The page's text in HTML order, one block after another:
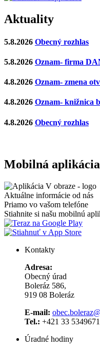
Aktuality
5.8.2026 Obecný rozhlas
5.8.2026 Oznam- firma
4.8.2026 Oznam- zmena
4.8.2026 Oznam- knižnica
4.8.2026 Obecný rozhlas
Mobilná aplikácia
Aktuálne informácie od nás
Priamo vo vašom telefóne
Stiahnite si našu mobilnú
Kontakty
Adresa:
Obecný úrad
Boleráz 586,
919 08 Boleráz
E-mail:
Tel.: +421 33 5349671
Úradné hodiny